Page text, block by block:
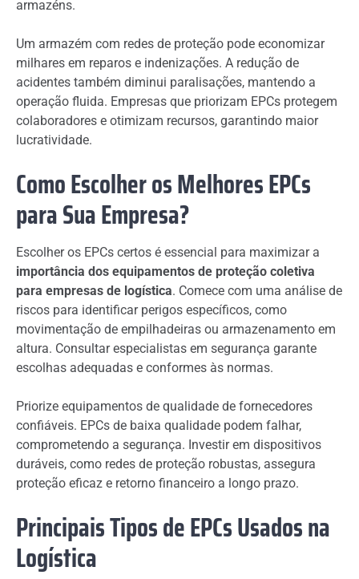
armazéns.
Um armazém com redes de proteção pode economizar
milhares em reparos e indenizações. A redução de
acidentes também diminui paralisações, mantendo a
operação fluida. Empresas que priorizam EPCs protegem
colaboradores e otimizam recursos, garantindo maior
lucratividade.
Como Escolher os Melhores EPCs
para Sua Empresa?
Escolher os EPCs certos é essencial para maximizar a
importância dos equipamentos de proteção coletiva
para empresas de logística. Comece com uma análise de
riscos para identificar perigos específicos, como
movimentação de empilhadeiras ou armazenamento em
altura. Consultar especialistas em segurança garante
escolhas adequadas e conformes às normas.
Priorize equipamentos de qualidade de fornecedores
confiáveis. EPCs de baixa qualidade podem falhar,
comprometendo a segurança. Investir em dispositivos
duráveis, como redes de proteção robustas, assegura
proteção eficaz e retorno financeiro a longo prazo.
Principais Tipos de EPCs Usados na
Logística